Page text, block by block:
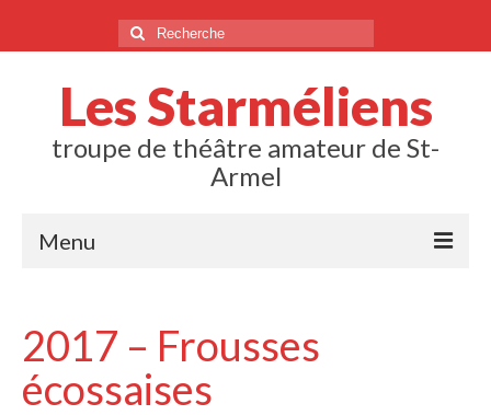
Rechercher
:
Les Starméliens
troupe de théâtre amateur de St-
Armel
Menu
2025 – La parade de Mr Auguste
2024 – Une semaine pas plus
2017 – Frousses
écossaises